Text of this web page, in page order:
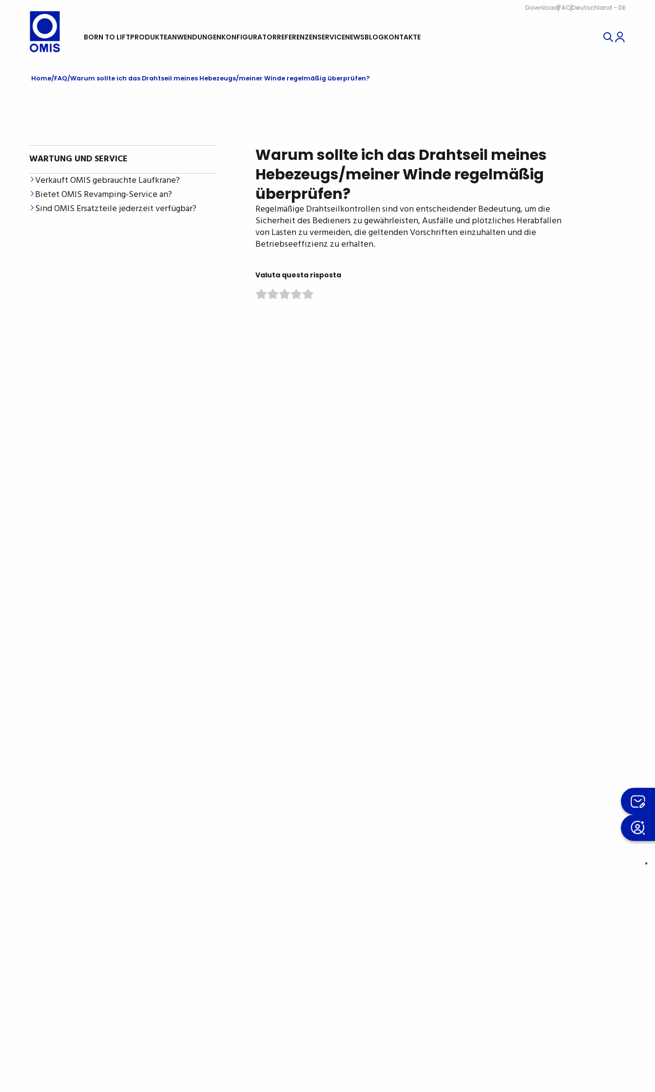
DownloadFAQ Deutschland - DE
BORN TO LIFTPRODUKTEANWENDUNGENKONFIGURATORREFERENZENSERVICENEWSBLOGKONTAKTE
Home FAQ Warum sollte ich das Drahtseil meines Hebezeugs/meiner Winde regelmäßig überprüfen?
WARTUNG UND SERVICE
Verkauft OMIS gebrauchte Laufkrane?
Bietet OMIS Revamping-Service an?
Sind OMIS Ersatzteile jederzeit verfügbar?
Warum sollte ich das Drahtseil meines
Hebezeugs/meiner Winde regelmäßig
überprüfen?
Regelmäßige Drahtseilkontrollen sind von entscheidender Bedeutung, um die
Sicherheit des Bedieners zu gewährleisten, Ausfälle und plötzliches Herabfallen
von Lasten zu vermeiden, die geltenden Vorschriften einzuhalten und die
Betriebseeffizienz zu erhalten.
Valuta questa risposta